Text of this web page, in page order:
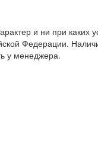
и ни при
Федерации.
у менеджера.